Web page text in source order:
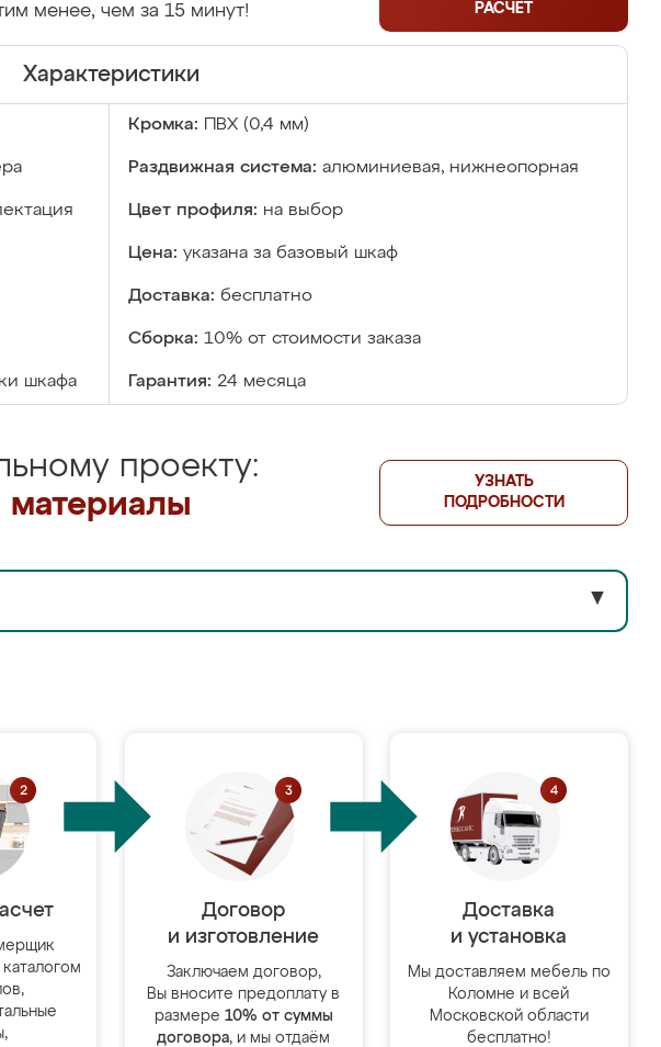
менее, чем за 15 минут!
РАСЧЁТ
Характеристики
Кромка: ПВХ (0,4 мм)
Раздвижная система: алюминиевая, нижнеопорная
Цвет профиля: на выбор
Цена: указана за базовый шкаф
Доставка: бесплатно
Сборка: 10% от стоимости заказа
шкафа Гарантия: 24 месяца
проекту:
УЗНАТЬ
ПОДРОБНОСТИ
▼
Договор
и изготовление
Заключаем договор,
Вы вносите предоплату в
размере 10% от суммы
договора, и мы отдаём
Доставка
и установка
Мы доставляем мебель по
Коломне и всей
Московской области
бесплатно!